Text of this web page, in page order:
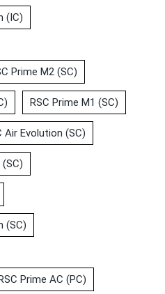
(IC)
Prime M2 (SC)
RSC Prime M1 (SC)
Air Evolution (SC)
(SC)
Prime AC (PC)